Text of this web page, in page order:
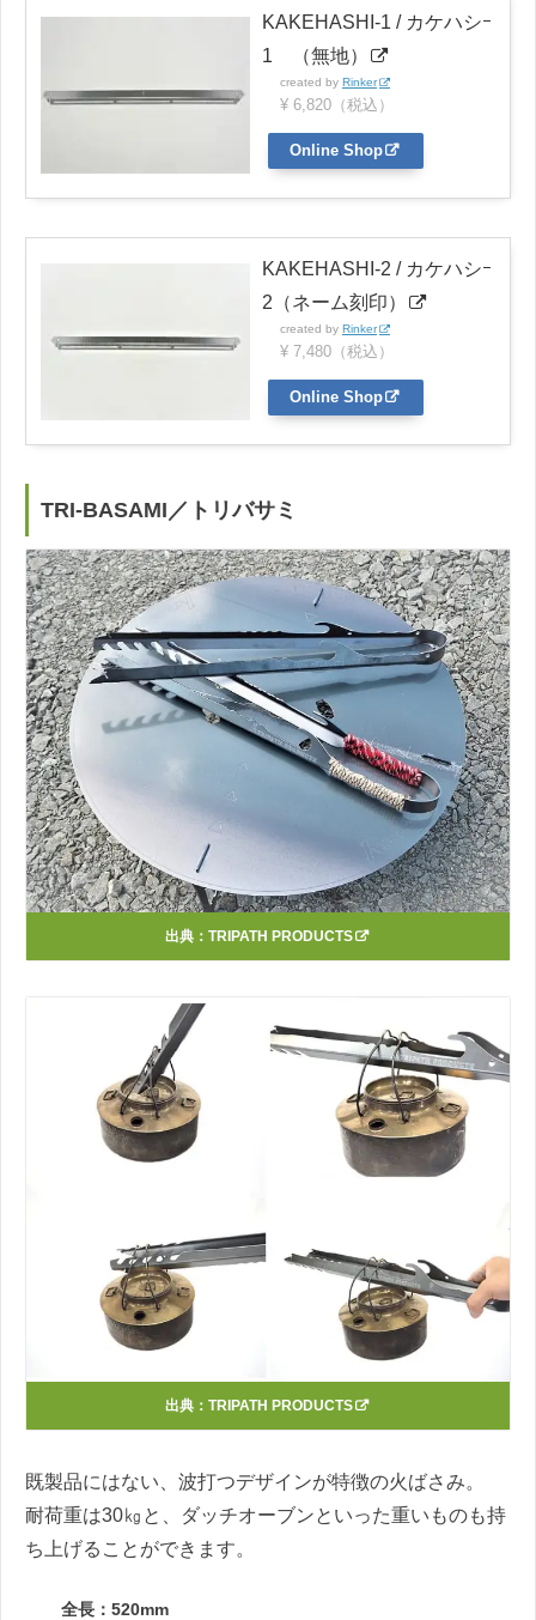
KAKEHASHI-1 / カケハシｰ
1 （無地）
created by Rinker
¥ 6,820（税込）
Online Shop
KAKEHASHI-2 / カケハシｰ
2（ネーム刻印）
created by Rinker
¥ 7,480（税込）
Online Shop
TRI-BASAMI／トリバサミ
出典： TRIPATH PRODUCTS
出典： TRIPATH PRODUCTS
既製品にはない、波打つデザインが特徴の火ばさみ。
耐荷重は30㎏と、ダッチオーブンといった重いものも持
ち上げることができます。
全長：520mm